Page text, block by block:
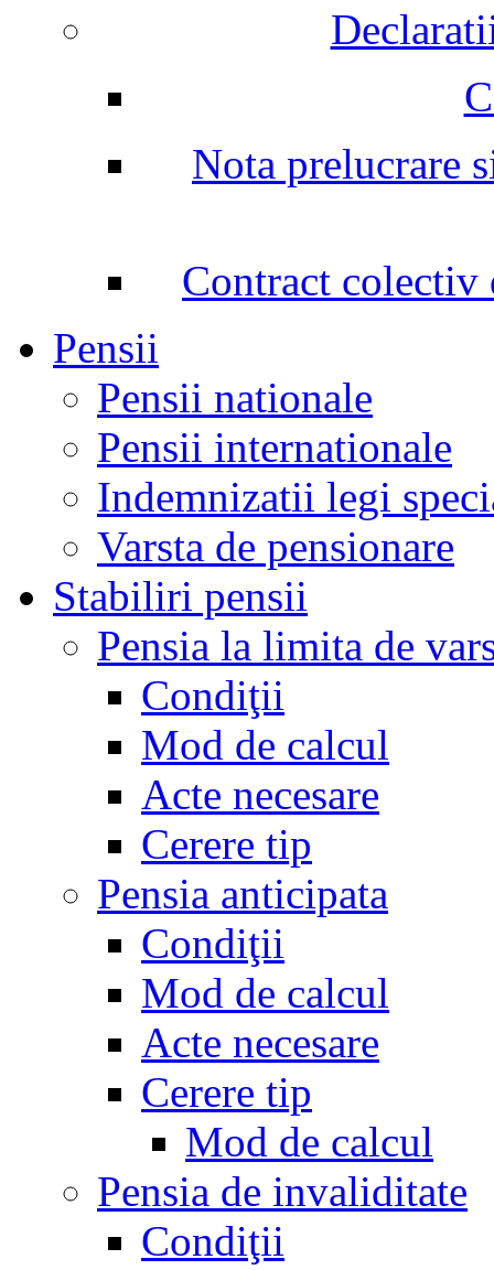
Nota prelucrare
Contract colectiv
Pensii
Pensii nationale
Pensii internationale
Indemnizatii legi
Varsta de pensionare
Stabiliri pensii
Pensia la limita de
Condiţii
Mod de calcul
Acte necesare
Cerere tip
Pensia anticipata
Condiţii
Mod de calcul
Acte necesare
Cerere tip
Mod de calcul
Pensia de invaliditate
Condiţii